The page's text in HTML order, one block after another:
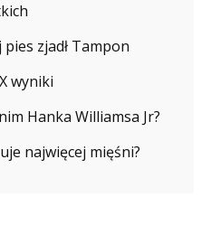
zjadł Tampon
wyniki
Hanka Williamsa Jr?
najwięcej mięśni?